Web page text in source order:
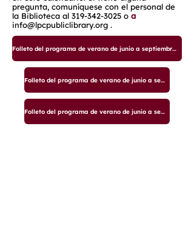
pregunta, comuníquese con el personal de
la Biblioteca al 319-342-3025 o a
info@lpcpubliclibrary.org .
Folleto del programa de verano de junio a septiembre de 2025
Folleto del programa de verano de junio a septiembre de 2025
Folleto del programa de verano de junio a septiembre de 2025